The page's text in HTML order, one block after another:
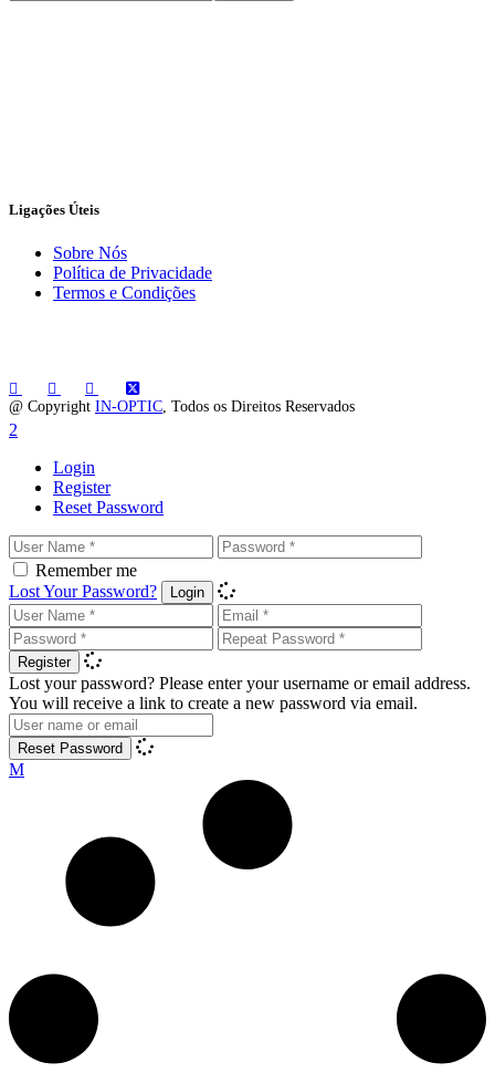
Ligações Úteis
Sobre Nós
Política de Privacidade
Termos e Condições
@ Copyright IN-OPTIC, Todos os Direitos Reservados
Login
Register
Reset Password
Remember me
Lost Your Password?
Login
Register
Lost your password? Please enter your username or email address.
You will receive a link to create a new password via email.
Reset Password